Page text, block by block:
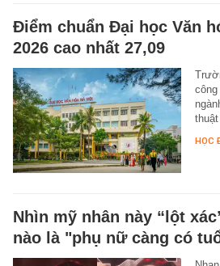
Điểm chuẩn Đại học Văn
2026 cao nhất 27,09
công
HỌC
Nhìn mỹ nhân này “lột
nào là "phụ nữ càng có